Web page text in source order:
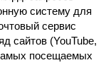
систему для
сервис
сайтов (YouTube,
посещаемых